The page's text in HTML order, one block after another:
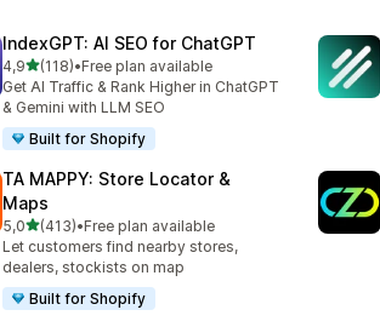
IndexGPT: AI SEO for ChatGPT
4,9de 5 estrelas
(118)
118 total de avaliações
•Free plan available
Get AI Traffic & Rank Higher in ChatGPT
& Gemini with LLM SEO
Built for Shopify
TA MAPPY: Store Locator &
Maps
5,0de 5 estrelas
(413)
413 total de avaliações
•Free plan available
Let customers find nearby stores,
dealers, stockists on map
Built for Shopify